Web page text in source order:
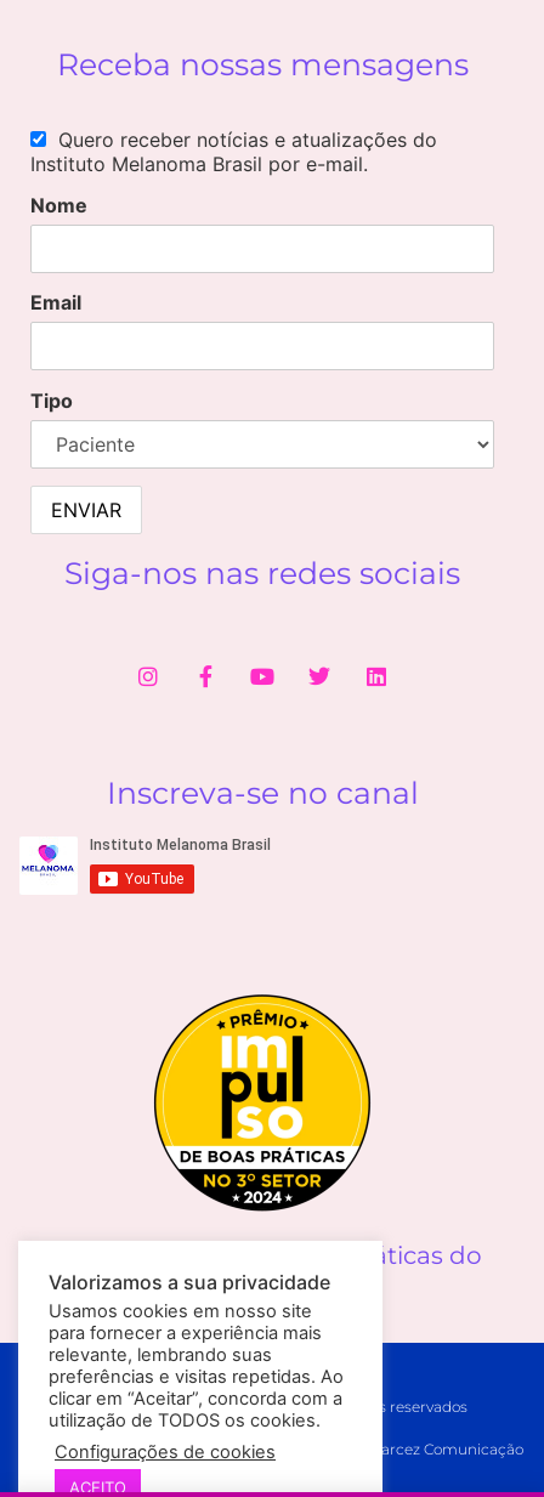
Receba nossas mensagens
Quero receber notícias e atualizações do
Instituto Melanoma Brasil por e-mail.
Nome
Email
Tipo
Siga-nos nas redes sociais
Inscreva-se no canal
Prêmio Impulso de Boas Práticas do
Terceiro Setor
Política de Privacidade
© 2026 Melanoma Brasil // Todos os direitos reservados
Desenvolvido porLe Pera/Inspirit [Tecnologia]
JGarcez Comunicação
Valorizamos a sua privacidade
Usamos cookies em nosso site
para fornecer a experiência mais
relevante, lembrando suas
preferências e visitas repetidas. Ao
clicar em “Aceitar”, concorda com a
utilização de TODOS os cookies.
Configurações de cookies
ACEITO